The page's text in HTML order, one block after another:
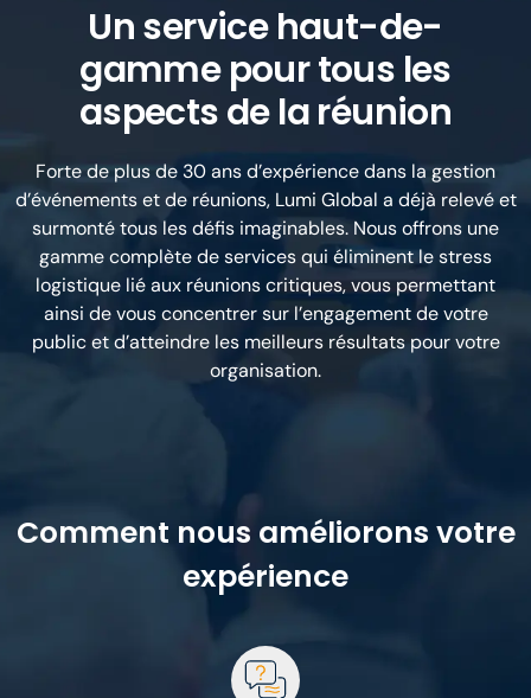
Un service haut-de-
gamme pour tous les
aspects de la réunion
Forte de plus de 30 ans d’expérience dans la gestion
d’événements et de réunions, Lumi Global a déjà relevé et
surmonté tous les défis imaginables. Nous offrons une
gamme complète de services qui éliminent le stress
logistique lié aux réunions critiques, vous permettant
ainsi de vous concentrer sur l’engagement de votre
public et d’atteindre les meilleurs résultats pour votre
organisation.
Comment nous améliorons votre
expérience